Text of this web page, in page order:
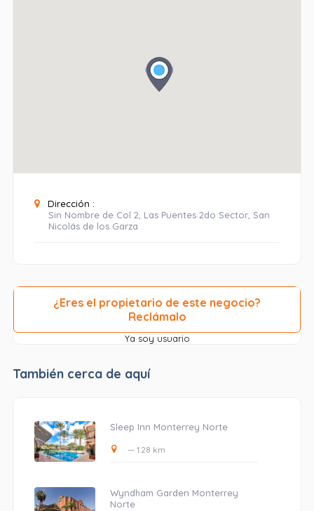
Dirección :
Sin Nombre de Col 2, Las Puentes 2do Sector, San
Nicolás de los Garza
¿Eres el propietario de este negocio?
Reclámalo
Ya soy usuario
También cerca de aquí
Sleep Inn Monterrey Norte
— 1.28 km
Wyndham Garden Monterrey
Norte